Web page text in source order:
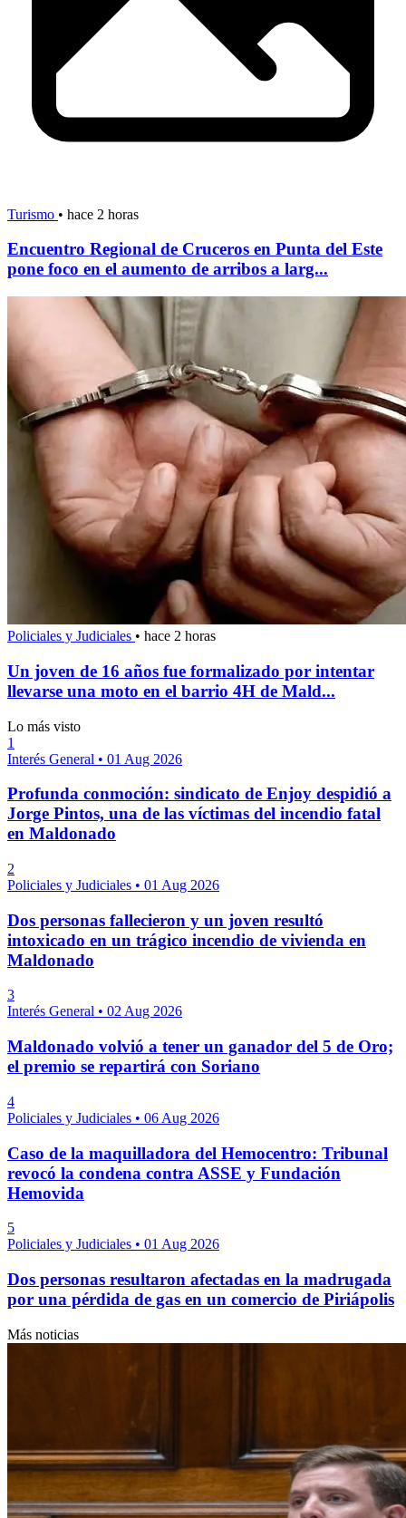
Turismo • hace 2 horas
Encuentro Regional de Cruceros en Punta del Este
pone foco en el aumento de arribos a larg...
Policiales y Judiciales • hace 2 horas
Un joven de 16 años fue formalizado por intentar
llevarse una moto en el barrio 4H de Mald...
Lo más visto
1
Interés General • 01 Aug 2026
Profunda conmoción: sindicato de Enjoy despidió a
Jorge Pintos, una de las víctimas del incendio fatal
en Maldonado
2
Policiales y Judiciales • 01 Aug 2026
Dos personas fallecieron y un joven resultó
intoxicado en un trágico incendio de vivienda en
Maldonado
3
Interés General • 02 Aug 2026
Maldonado volvió a tener un ganador del 5 de Oro;
el premio se repartirá con Soriano
4
Policiales y Judiciales • 06 Aug 2026
Caso de la maquilladora del Hemocentro: Tribunal
revocó la condena contra ASSE y Fundación
Hemovida
5
Policiales y Judiciales • 01 Aug 2026
Dos personas resultaron afectadas en la madrugada
por una pérdida de gas en un comercio de Piriápolis
Más noticias